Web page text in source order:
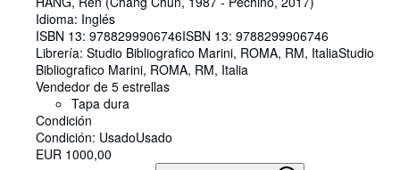
Idioma: Inglés
ISBN 13: 9788299906746ISBN 13: 9788299906746
Librería: Studio Bibliografico Marini, ROMA, RM, ItaliaStudio
Bibliografico Marini, ROMA, RM, Italia
Vendedor de 5 estrellas
Tapa dura
Condición
Condición: UsadoUsado
EUR 1000,00